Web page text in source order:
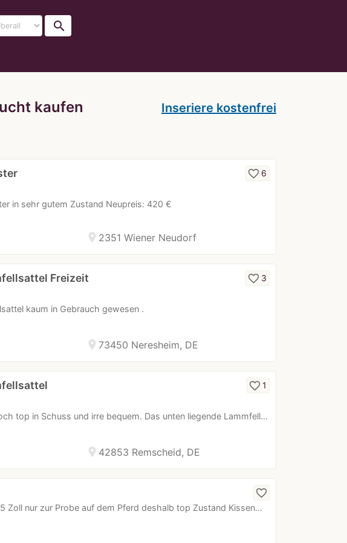
search
kaufen Inseriere kostenfrei
in sehr gutem Zustand Neupreis: 420 €
favorite_border 6
location_on 2351 Wiener Neudorf
Freizeit
kaum in Gebrauch gewesen .
favorite_border 3
location_on 73450 Neresheim, DE
top in Schuss und irre bequem. Das unten liegende Lammfell…
favorite_border1
location_on 42853 Remscheid, DE
Zoll nur zur Probe auf dem Pferd deshalb top Zustand Kissen…
favorite_border